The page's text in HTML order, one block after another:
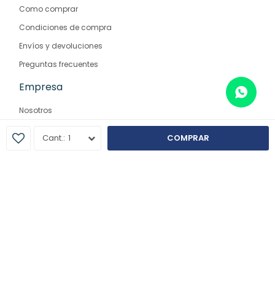
1 COMPRAR
Como comprar
Condiciones de compra
Envíos y devoluciones
Preguntas frecuentes
Empresa
Nosotros